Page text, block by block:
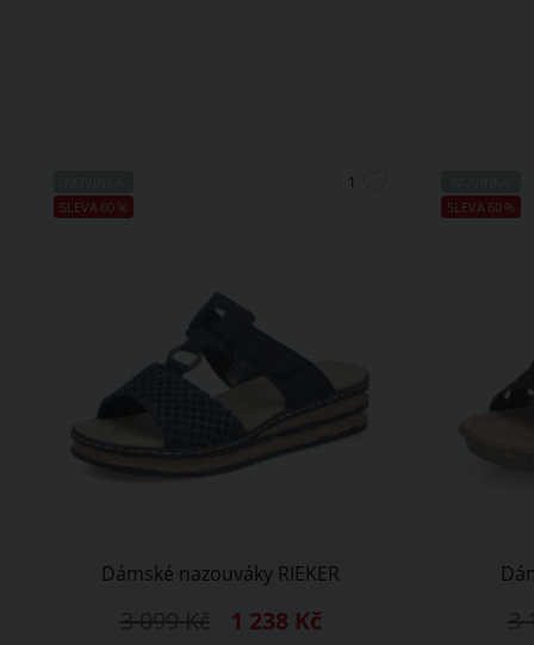
SLEVA 60 %
Dámské nazouváky RIEKER
1 238 Kč
SLEVA 60 %